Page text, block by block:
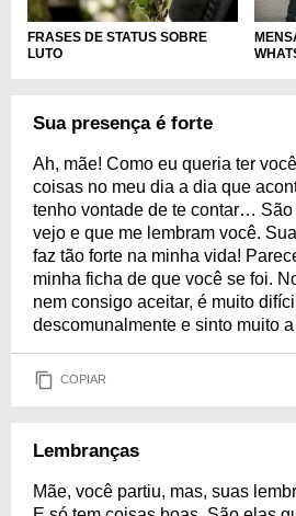
FRASES DE STATUS SOBRE
LUTO
Sua presença é forte
Ah, mãe! Como eu queria ter
coisas no meu dia a dia que
tenho vontade de te contar…
vejo e que me lembram você.
faz tão forte na minha vida!
minha ficha de que você se foi.
nem consigo aceitar, é muito
descomunalmente e sinto muito
COPIAR
Lembranças
Mãe, você partiu, mas, suas